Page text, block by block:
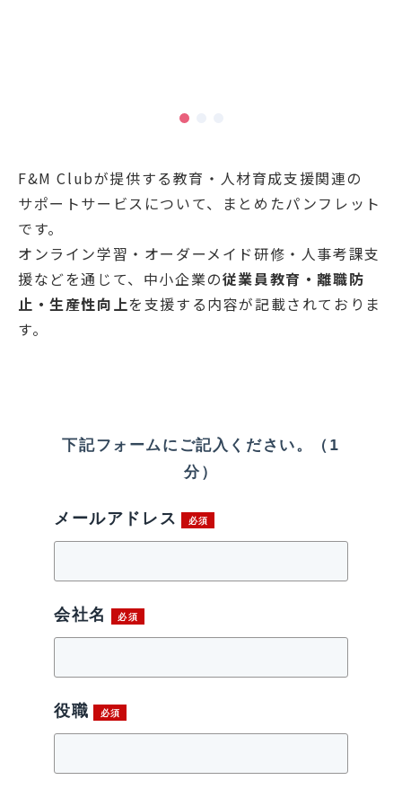
F&M Clubが提供する教育・人材育成支援関連の
サポートサービスについて、まとめたパンフレット
です。
オンライン学習・オーダーメイド研修・人事考課支
援などを通じて、中小企業の従業員教育・離職防
止・生産性向上を支援する内容が記載されておりま
す。
下記フォームにご記入ください。（1
分）
メールアドレス
会社名
役職